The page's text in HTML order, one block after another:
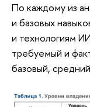
По каждому из
и базовых
и технологиям
требуемый и
базовый,